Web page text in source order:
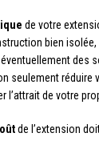
de votre
bien
des
seulement réduire
l’attrait de votre
de l’extension